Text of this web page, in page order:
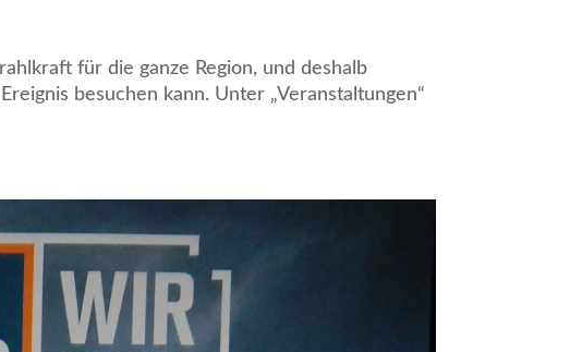
für die ganze Region, und deshalb
besuchen kann. Unter „Veranstaltungen“